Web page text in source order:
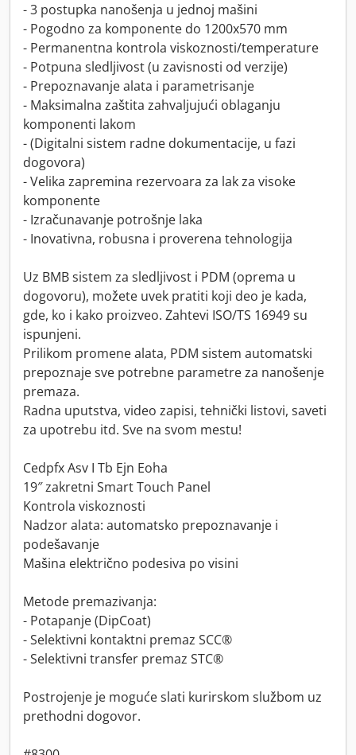
- 3 postupka nanošenja u jednoj mašini
- Pogodno za komponente do 1200x570 mm
- Permanentna kontrola viskoznosti/temperature
- Potpuna sledljivost (u zavisnosti od verzije)
- Prepoznavanje alata i parametrisanje
- Maksimalna zaštita zahvaljujući oblaganju
komponenti lakom
- (Digitalni sistem radne dokumentacije, u fazi
dogovora)
- Velika zapremina rezervoara za lak za visoke
komponente
- Izračunavanje potrošnje laka
- Inovativna, robusna i proverena tehnologija
Uz BMB sistem za sledljivost i PDM (oprema u
dogovoru), možete uvek pratiti koji deo je kada,
gde, ko i kako proizveo. Zahtevi ISO/TS 16949 su
ispunjeni.
Prilikom promene alata, PDM sistem automatski
prepoznaje sve potrebne parametre za nanošenje
premaza.
Radna uputstva, video zapisi, tehnički listovi, saveti
za upotrebu itd. Sve na svom mestu!
Cedpfx Asv I Tb Ejn Eoha
19″ zakretni Smart Touch Panel
Kontrola viskoznosti
Nadzor alata: automatsko prepoznavanje i
podešavanje
Mašina električno podesiva po visini
Metode premazivanja:
- Potapanje (DipCoat)
- Selektivni kontaktni premaz SCC®
- Selektivni transfer premaz STC®
Postrojenje je moguće slati kurirskom službom uz
prethodni dogovor.